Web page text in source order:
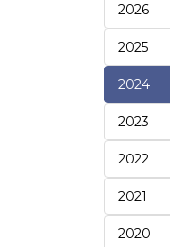
2026
2025
2024
2023
2022
2021
2020